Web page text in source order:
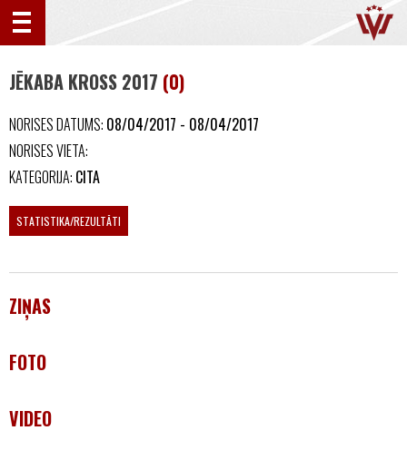
JĒKABA KROSS 2017 (0)
NORISES DATUMS: 08/04/2017 - 08/04/2017
NORISES VIETA:
KATEGORIJA: CITA
STATISTIKA/REZULTĀTI
ZIŅAS
FOTO
VIDEO